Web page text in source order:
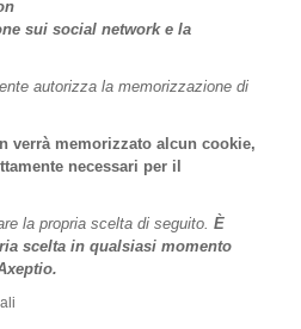
sui social network e la
autorizza la memorizzazione di
verrà memorizzato alcun cookie,
necessari per il
la propria scelta di seguito. È
scelta in qualsiasi momento